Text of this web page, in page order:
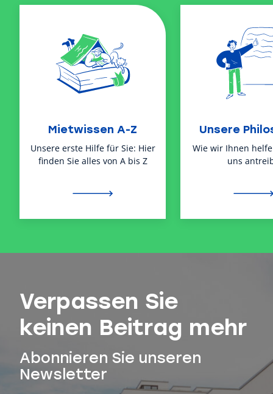
Mietwissen A-Z
Unsere erste Hilfe für Sie: Hier
finden Sie alles von A bis Z
Unsere
Wie wir Ihnen
uns
Verpassen Sie
keinen Beitrag mehr
Abonnieren Sie unseren
Newsletter